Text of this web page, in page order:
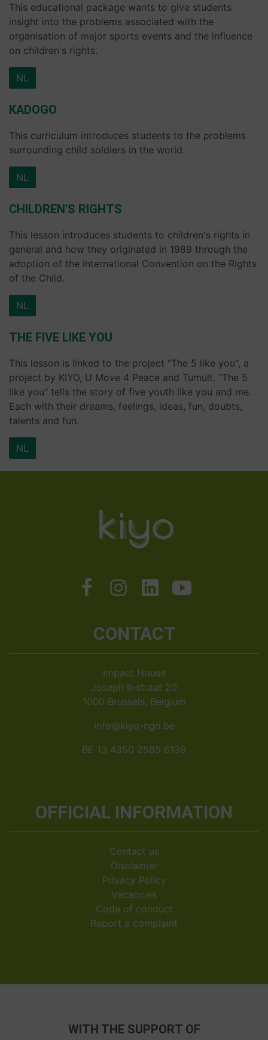
This educational package wants to give students
insight into the problems associated with the
organisation of major sports events and the influence
on children's rights.
NL
KADOGO
This curriculum introduces students to the problems
surrounding child soldiers in the world.
NL
CHILDREN'S RIGHTS
This lesson introduces students to children's rights in
general and how they originated in 1989 through the
adoption of the International Convention on the Rights
of the Child.
NL
THE FIVE LIKE YOU
This lesson is linked to the project "The 5 like you", a
project by KIYO, U Move 4 Peace and Tumult. "The 5
like you" tells the story of five youth like you and me.
Each with their dreams, feelings, ideas, fun, doubts,
talents and fun.
NL
CONTACT
Impact House
Joseph II-straat 20
1000 Brussels, Belgium
info@kiyo-ngo.be
BE 13 4350 2585 6139
OFFICIAL INFORMATION
Contact us
Disclaimer
Privacy Policy
Vacancies
Code of conduct
Report a complaint
WITH THE SUPPORT OF